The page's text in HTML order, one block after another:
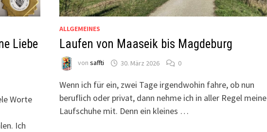
Liebe
Worte
Ich
ALLGEMEINES
Laufen von Maaseik bis Magdeburg
von saffti 30. März 2026 0
Wenn ich für ein, zwei Tage irgendwohin fahre, ob nun
beruflich oder privat, dann nehme ich in aller Regel meine
Laufschuhe mit. Denn ein kleines …